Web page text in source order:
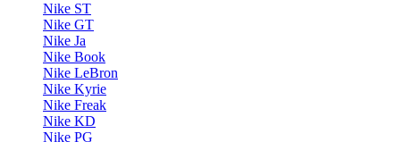
Nike ST
Nike GT
Nike Ja
Nike Book
Nike LeBron
Nike Kyrie
Nike Freak
Nike KD
Nike PG